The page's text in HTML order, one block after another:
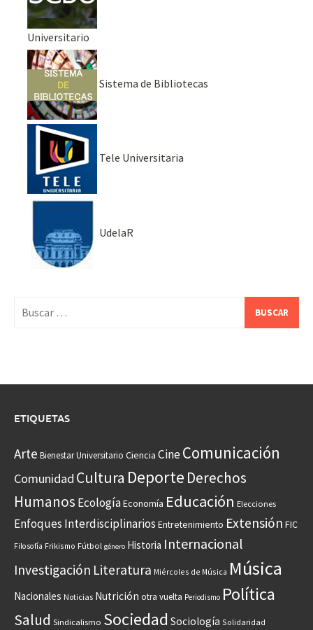
Universitario
Sistema de Bibliotecas
Tele Universitaria
UdelaR
ETIQUETAS
Arte Bienestar Universitario Ciencia CineComunicación
Comunidad Cultura Deporte Derechos
Humanos EcologíaEconomía Educación Elecciones
Enfoques Interdisciplinarios Entretenimiento Extensión FIC
Filosofía Frikismo Fútbol género Historia Internacional
Investigación Literatura Miércoles de Música Música
Nacionales Noticias Nutrición otra vuelta Periodismo Política
Salud Sindicalismo Sociedad Sociología Solidaridad